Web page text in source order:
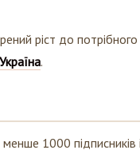
ріст до потрібного
1000 підписників